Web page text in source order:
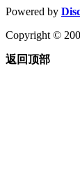
Powered by
Copyright ©
返回顶部